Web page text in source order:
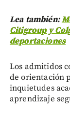
Lea también:
Citigroup y
deportaciones
Los admitidos
de orientación
inquietudes
aprendizaje